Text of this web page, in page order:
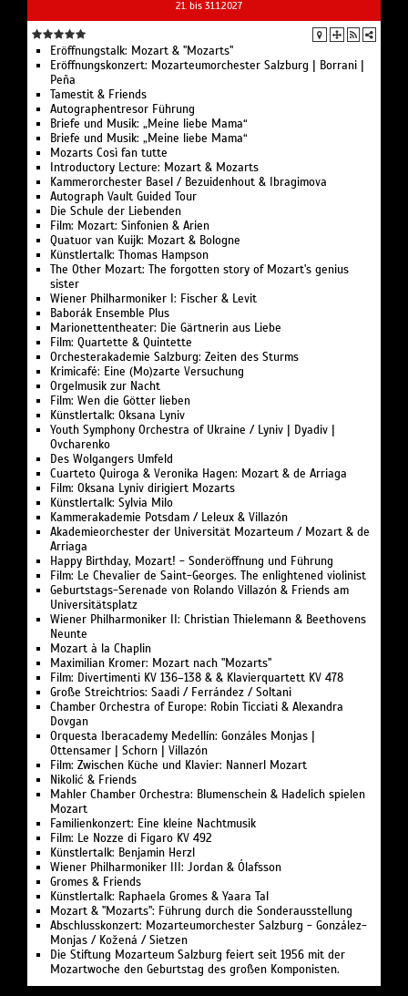
21. bis 31.1.2027
Eröffnungstalk: Mozart & "Mozarts"
Eröffnungskonzert: Mozarteumorchester Salzburg | Borrani |
Peña
Tamestit & Friends
Autographentresor Führung
Briefe und Musik: „Meine liebe Mama“
Briefe und Musik: „Meine liebe Mama“
Mozarts Così fan tutte
Introductory Lecture: Mozart & Mozarts
Kammerorchester Basel / Bezuidenhout & Ibragimova
Autograph Vault Guided Tour
Die Schule der Liebenden
Film: Mozart: Sinfonien & Arien
Quatuor van Kuijk: Mozart & Bologne
Künstlertalk: Thomas Hampson
The Other Mozart: The forgotten story of Mozart's genius
sister
Wiener Philharmoniker I: Fischer & Levit
Baborák Ensemble Plus
Marionettentheater: Die Gärtnerin aus Liebe
Film: Quartette & Quintette
Orchesterakademie Salzburg: Zeiten des Sturms
Krimicafé: Eine (Mo)zarte Versuchung
Orgelmusik zur Nacht
Film: Wen die Götter lieben
Künstlertalk: Oksana Lyniv
Youth Symphony Orchestra of Ukraine / Lyniv | Dyadiv |
Ovcharenko
Des Wolgangers Umfeld
Cuarteto Quiroga & Veronika Hagen: Mozart & de Arriaga
Film: Oksana Lyniv dirigiert Mozarts
Künstlertalk: Sylvia Milo
Kammerakademie Potsdam / Leleux & Villazón
Akademieorchester der Universität Mozarteum / Mozart & de
Arriaga
Happy Birthday, Mozart! - Sonderöffnung und Führung
Film: Le Chevalier de Saint-Georges. The enlightened violinist
Geburtstags-Serenade von Rolando Villazón & Friends am
Universitätsplatz
Wiener Philharmoniker II: Christian Thielemann & Beethovens
Neunte
Mozart à la Chaplin
Maximilian Kromer: Mozart nach "Mozarts"
Film: Divertimenti KV 136–138 & & Klavierquartett KV 478
Große Streichtrios: Saadi / Ferrández / Soltani
Chamber Orchestra of Europe: Robin Ticciati & Alexandra
Dovgan
Orquesta Iberacademy Medellín: Gonzáles Monjas |
Ottensamer | Schorn | Villazón
Film: Zwischen Küche und Klavier: Nannerl Mozart
Nikolić & Friends
Mahler Chamber Orchestra: Blumenschein & Hadelich spielen
Mozart
Familienkonzert: Eine kleine Nachtmusik
Film: Le Nozze di Figaro KV 492
Künstlertalk: Benjamin Herzl
Wiener Philharmoniker III: Jordan & Ólafsson
Gromes & Friends
Künstlertalk: Raphaela Gromes & Yaara Tal
Mozart & "Mozarts": Führung durch die Sonderausstellung
Abschlusskonzert: Mozarteumorchester Salzburg - González-
Monjas / Kožená / Sietzen
Die Stiftung Mozarteum Salzburg feiert seit 1956 mit der
Mozartwoche den Geburtstag des großen Komponisten.